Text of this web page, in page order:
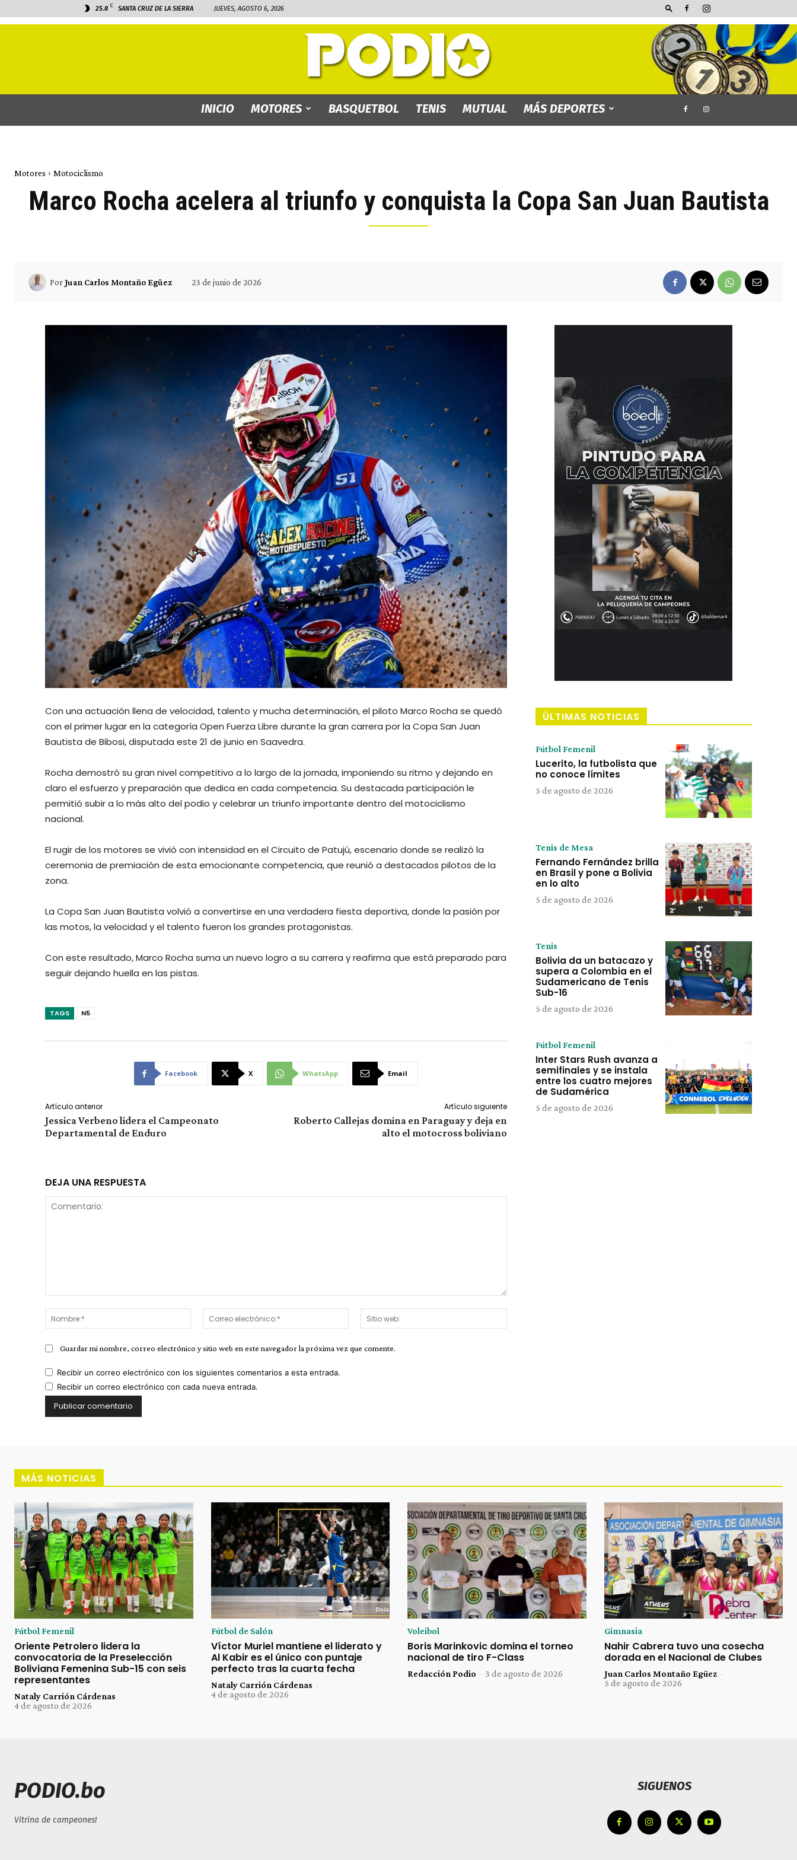
25.8 C SANTA CRUZ DE LA SIERRA JUEVES, AGOSTO 6, 2026
INICIO MOTORES BASQUETBOL TENIS MUTUAL MÁS DEPORTES
Motores Motociclismo
Marco Rocha acelera al triunfo y conquista la Copa San Juan Bautista
PorJuan Carlos Montaño Egüez 23 de junio de 2026
Con una actuación llena de velocidad, talento y mucha determinación, el piloto Marco Rocha se quedó
con el primer lugar en la categoría Open Fuerza Libre durante la gran carrera por la Copa San Juan
Bautista de Bibosi, disputada este 21 de junio en Saavedra.
Rocha demostró su gran nivel competitivo a lo largo de la jornada, imponiendo su ritmo y dejando en
claro el esfuerzo y preparación que dedica en cada competencia. Su destacada participación le
permitió subir a lo más alto del podio y celebrar un triunfo importante dentro del motociclismo
nacional.
El rugir de los motores se vivió con intensidad en el Circuito de Patujú, escenario donde se realizó la
ceremonia de premiación de esta emocionante competencia, que reunió a destacados pilotos de la
zona.
La Copa San Juan Bautista volvió a convertirse en una verdadera fiesta deportiva, donde la pasión por
las motos, la velocidad y el talento fueron los grandes protagonistas.
Con este resultado, Marco Rocha suma un nuevo logro a su carrera y reafirma que está preparado para
seguir dejando huella en las pistas.
TAGS N5
Facebook X WhatsApp Email
Artículo anterior
Jessica Verbeno lidera el Campeonato
Departamental de Enduro
Artículo siguiente
Roberto Callejas domina en Paraguay y deja en
alto el motocross boliviano
DEJA UNA RESPUESTA
Nombre:*
Correo
electrónico:*
web:
Guardar mi nombre, correo electrónico y sitio web en este navegador la próxima vez que comente.
Recibir un correo electrónico con los siguientes comentarios a esta entrada.
Recibir un correo electrónico con cada nueva entrada.
ÚLTIMAS NOTICIAS
Fútbol Femenil
Lucerito, la futbolista que
no conoce límites
5 de agosto de 2026
Tenis de Mesa
Fernando Fernández brilla
en Brasil y pone a Bolivia
en lo alto
5 de agosto de 2026
Tenis
Bolivia da un batacazo y
supera a Colombia en el
Sudamericano de Tenis
Sub-16
5 de agosto de 2026
Fútbol Femenil
Inter Stars Rush avanza a
semifinales y se instala
entre los cuatro mejores
de Sudamérica
5 de agosto de 2026
MÁS NOTICIAS
Fútbol Femenil
Oriente Petrolero lidera la
convocatoria de la Preselección
Boliviana Femenina Sub-15 con seis
representantes
Nataly Carrión Cárdenas -
4 de agosto de 2026
Fútbol de Salón
Víctor Muriel mantiene el liderato y
Al Kabir es el único con puntaje
perfecto tras la cuarta fecha
Nataly Carrión Cárdenas -
4 de agosto de 2026
Voleibol
Boris Marinkovic domina el torneo
nacional de tiro F-Class
Redacción Podio - 3 de agosto de 2026
Gimnasia
Nahir Cabrera tuvo una cosecha
dorada en el Nacional de Clubes
Juan Carlos Montaño Egüez -
5 de agosto de 2026
PODIO.bo
Vitrina de campeones!
SIGUENOS